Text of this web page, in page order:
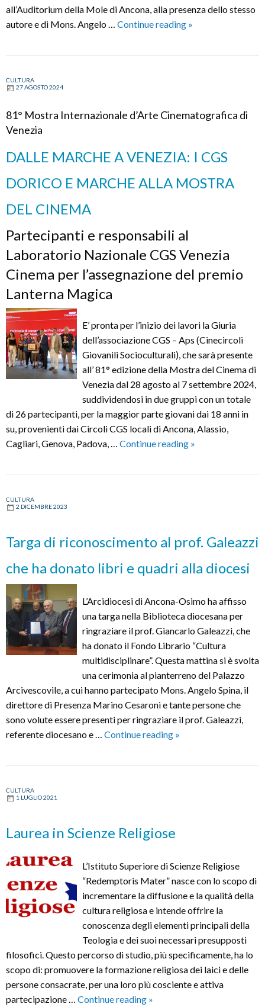
all’Auditorium della Mole di Ancona, alla presenza dello stesso
autore e di Mons. Angelo … Continue reading Anteprima
ponte
misericordia
la
»
CULTURA
27 AGOSTO 2024
81° Mostra Internazionale d’Arte Cinematografica di
Venezia
DALLE MARCHE A VENEZIA: I CGS
DORICO E MARCHE ALLA MOSTRA
DEL CINEMA
Partecipanti e responsabili al
Laboratorio Nazionale CGS Venezia
Cinema per l’assegnazione del premio
Lanterna Magica
E’ pronta per l’inizio dei lavori la Giuria
dell’associazione CGS – Aps (Cinecircoli
Giovanili Socioculturali), che sarà presente
all’ 81° edizione della Mostra del Cinema di
Venezia dal 28 agosto al 7 settembre 2024,
suddividendosi in due gruppi con un totale
di 26 partecipanti, per la maggior parte giovani dai 18 anni in
su, provenienti dai Circoli CGS locali di Ancona, Alassio,
Cagliari, Genova, Padova, … Continue reading DALLE
E
MARCHE
ALLA
DEL
CINEMA
»
CULTURA
2 DICEMBRE 2023
Targa di riconoscimento al prof. Galeazzi
che ha donato libri e quadri alla diocesi
L’Arcidiocesi di Ancona-Osimo ha affisso
una targa nella Biblioteca diocesana per
ringraziare il prof. Giancarlo Galeazzi, che
ha donato il Fondo Librario “Cultura
multidisciplinare”. Questa mattina si è svolta
una cerimonia al pianterreno del Palazzo
Arcivescovile, a cui hanno partecipato Mons. Angelo Spina, il
direttore di Presenza Marino Cesaroni e tante persone che
sono volute essere presenti per ringraziare il prof. Galeazzi,
referente diocesano e … Continue reading Targa
ha
libri
e
quadri
alla
diocesi
»
CULTURA
1 LUGLIO 2021
Laurea in Scienze Religiose
L’Istituto Superiore di Scienze Religiose
“Redemptoris Mater” nasce con lo scopo di
incrementare la diffusione e la qualità della
cultura religiosa e intende offrire la
conoscenza degli elementi principali della
Teologia e dei suoi necessari presupposti
filosofici. Questo percorso di studio, più specificamente, ha lo
scopo di: promuovere la formazione religiosa dei laici e delle
persone consacrate, per una loro più cosciente e attiva
partecipazione … Continue reading Laurea
»